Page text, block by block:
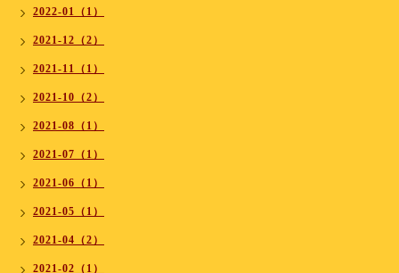
2022-01（1）
2021-12（2）
2021-11（1）
2021-10（2）
2021-08（1）
2021-07（1）
2021-06（1）
2021-05（1）
2021-04（2）
2021-02（1）